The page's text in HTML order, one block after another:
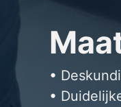
•
•